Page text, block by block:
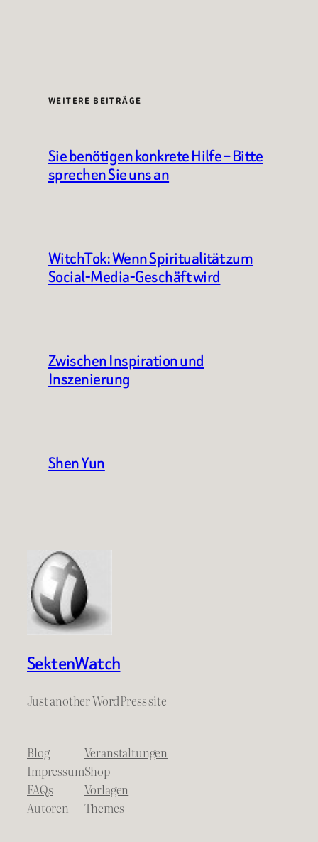
WEITERE BEITRÄGE
Sie benötigen konkrete Hilfe – Bitte
sprechen Sie uns an
WitchTok: Wenn Spiritualität zum
Social-Media-Geschäft wird
Zwischen Inspiration und
Inszenierung
Shen Yun
SektenWatch
Just another WordPress site
Blog
Impressum
FAQs
Autoren
Veranstaltungen
Shop
Vorlagen
Themes